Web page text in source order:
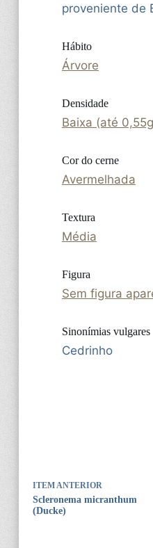
proveniente de
Hábito
Árvore
Densidade
Baixa (até
Cor do cerne
Avermelhada
Textura
Média
Figura
Sem figura
Sinonímias vulgares
Cedrinho
ITEM ANTERIOR
Scleronema micranthum
(Ducke)